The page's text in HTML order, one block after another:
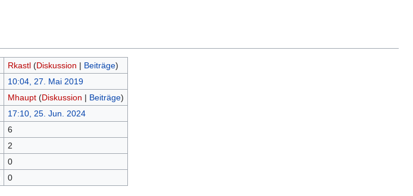
Rkastl (Diskussion | Beiträge)
10:04, 27. Mai 2019
Mhaupt (Diskussion | Beiträge)
17:10, 25. Jun. 2024
6
2
0
0